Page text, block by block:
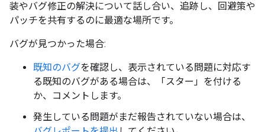
装やバグ修正の解決について話し合い、追跡し、回避策や
パッチを共有するのに最適な場所です。
バグが見つかった場合:
既知のバグを確認し、表示されている問題に対応す
る既知のバグがある場合は、「スター」を付ける
か、コメントします。
発生している問題がまだ報告されていない場合は、